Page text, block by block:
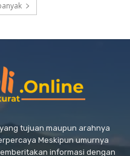
tujuan maupun arahnya
Meskipun umurnya
informasi dengan